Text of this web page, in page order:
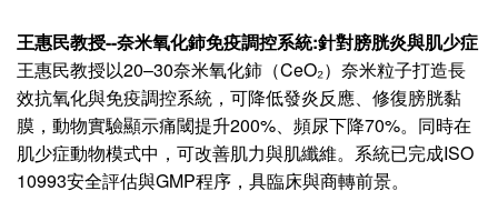
王惠民教授--奈米氧化鈰免疫調控系統:針對膀胱炎與肌少症
王惠民教授以20–30奈米氧化鈰（CeO₂）奈米粒子打造長
效抗氧化與免疫調控系統，可降低發炎反應、修復膀胱黏
膜，動物實驗顯示痛閾提升200%、頻尿下降70%。同時在
肌少症動物模式中，可改善肌力與肌纖維。系統已完成ISO
10993安全評估與GMP程序，具臨床與商轉前景。